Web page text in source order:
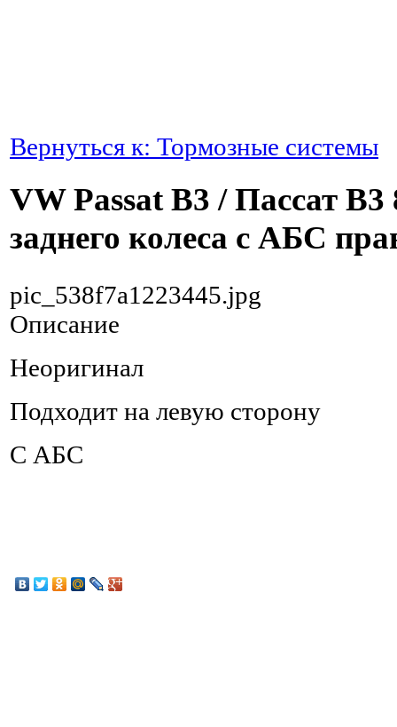
Вернуться к: Тормозные системы
VW Passat B3 / Пассат
заднего колеса с АБС
pic_538f7a1223445.jpg
Описание
Неоригинал
Подходит на левую сторону
С АБС